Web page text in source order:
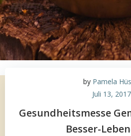
by Pamela
Juli 13, 2017
Gesundheitsmesse
Besser-